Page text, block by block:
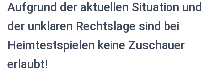
Aufgrund der aktuellen Situation und
der unklaren Rechtslage sind bei
Heimtestspielen keine Zuschauer
erlaubt!